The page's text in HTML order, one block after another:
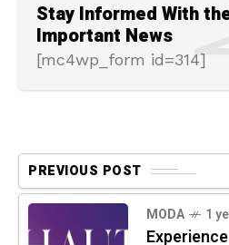
Stay Informed With
Important News
[mc4wp_form id=314]
PREVIOUS POST
MODA 1